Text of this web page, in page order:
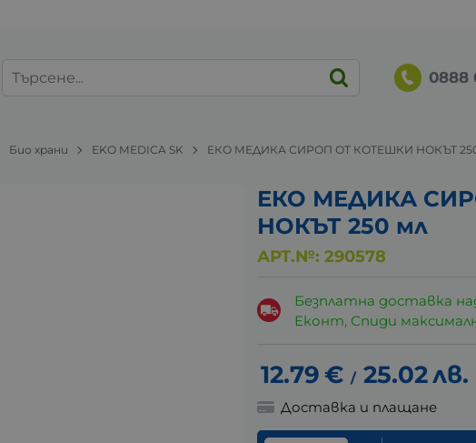
0888
Био храни EKO MEDICA SK ЕКО МЕДИКА СИРОП ОТ КОТЕШКИ НОКЪТ
ЕКО МЕДИКА
НОКЪТ 250 мл
АРТ.№: 290578
Безплатна доставка
Еконт, Спиди
12.79€ / 25.02лв.
Доставка и плащане